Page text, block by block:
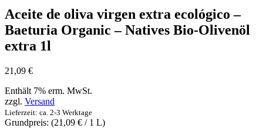
Aceite de oliva virgen extra ecológico –
Baeturia Organic – Natives Bio-Olivenöl
extra 1l
21,09 €
Enthält 7% erm. MwSt.
zzgl. Versand
Lieferzeit: ca. 2-3 Werktage
Grundpreis: (21,09 € / 1 L)